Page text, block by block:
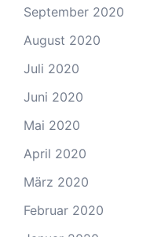
September 2020
August 2020
Juli 2020
Juni 2020
Mai 2020
April 2020
März 2020
Februar 2020